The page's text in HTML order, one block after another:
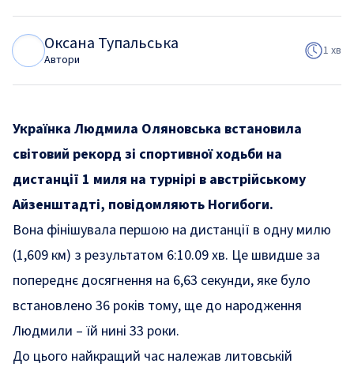
Оксана Тупальська
Автори
1 хв
Українка Людмила Оляновська встановила
світовий рекорд зі спортивної ходьби на
дистанції 1 миля на турнірі в австрійському
Айзенштадті, повідомляють Ногибоги.
Вона фінішувала першою на дистанції в одну милю
(1,609 км) з результатом 6:10.09 хв. Це швидше за
попереднє досягнення на 6,63 секунди, яке було
встановлено 36 років тому, ще до народження
Людмили – їй нині 33 роки.
До цього найкращий час належав литовській